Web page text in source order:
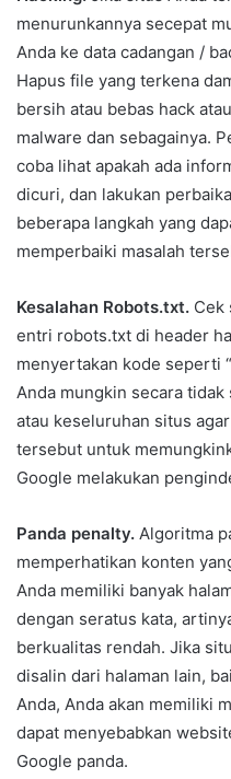
menurunkannya secepat
Anda ke data cadangan /
Hapus file yang terkena
bersih atau bebas hack
malware dan sebagainya.
coba lihat apakah ada
dicuri, dan lakukan
beberapa langkah yang
memperbaiki masalah
Kesalahan Robots.txt. Cek
entri robots.txt di header
menyertakan kode seperti
Anda mungkin secara
atau keseluruhan situs
tersebut untuk
Google melakukan
Panda penalty. Algoritma
memperhatikan konten
Anda memiliki banyak
dengan seratus kata,
berkualitas rendah. Jika
disalin dari halaman lain,
Anda, Anda akan memiliki
dapat menyebabkan
Google panda.